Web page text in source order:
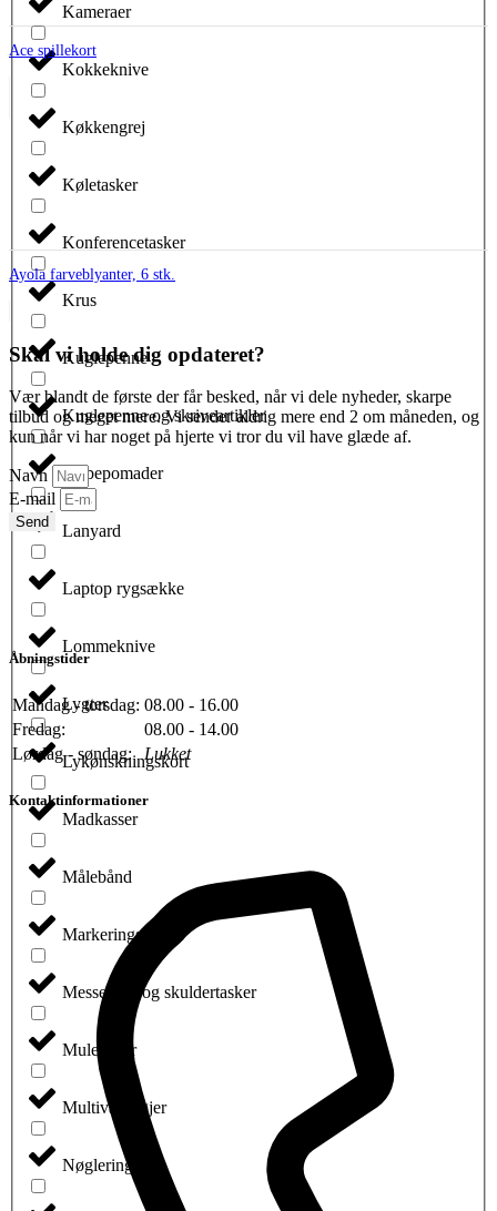
Kameraer
Kokkeknive
Køkkengrej
Køletasker
Konferencetasker
Krus
Kuglepenne
Kuglepenne og skriveartikler
Læbepomader
Lanyard
Laptop rygsække
Lommeknive
Lygter
Lykønskningskort
Madkasser
Målebånd
Markeringspenne
Messenger og skuldertasker
Muleposer
Multiværktøjer
Nøgleringe
Ace spillekort
Ayola farveblyanter, 6 stk.
Skal vi holde dig opdateret?
Vær blandt de første der får besked, når vi dele nyheder, skarpe
tilbud og meget mere. Vi sender aldrig mere end 2 om måneden, og
kun når vi har noget på hjerte vi tror du vil have glæde af.
Navn
E-mail
Send
Åbningstider
Mandag - torsdag: 08.00 - 16.00
Fredag:
08.00 - 14.00
Lørdag - søndag:
Lukket
Kontaktinformationer